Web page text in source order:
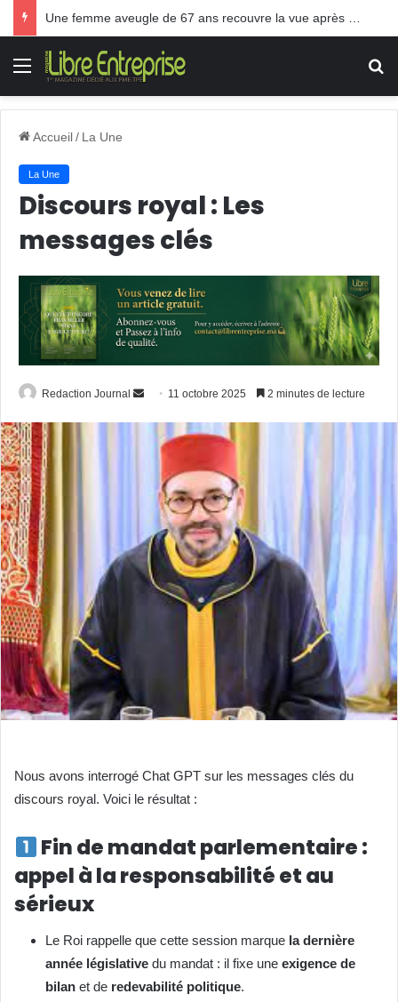
Menu
Accueil/ La Une
La Une
Discours royal : Les
messages clés
Redaction Journal
Envoyer
courriel
11 octobre 2025 2 minutes de lecture
Nous avons interrogé Chat GPT sur les messages clés du
discours royal. Voici le résultat :
Fin de mandat parlementaire :
appel à la responsabilité et au
sérieux
Le Roi rappelle que cette session marque la dernière
année législative du mandat : il fixe une exigence de
bilan et de redevabilité politique.